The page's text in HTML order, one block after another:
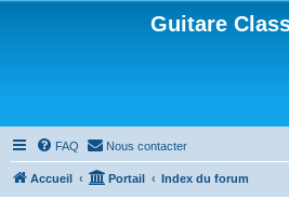
Guitare
FAQ Nous contacter
Accueil Portail Index du forum